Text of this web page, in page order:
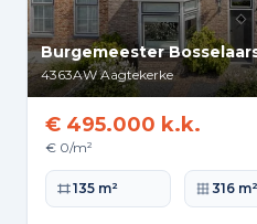
Burgemeester
4363AW Aagtekerke
€ 495.000 k.k.
€ 0/m²
Woonoppervlakte
135 m² 316 m²